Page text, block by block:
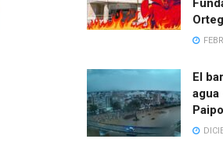
El
agua